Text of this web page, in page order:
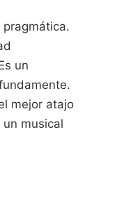
un
mejor atajo
musical